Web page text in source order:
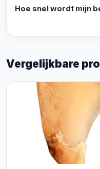
Hoe snel wordt mijn
Vergelijkbare